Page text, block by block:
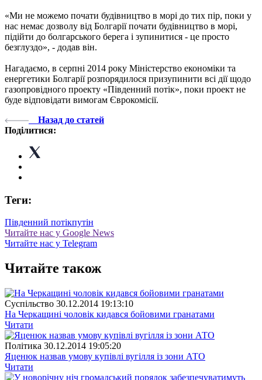
«Ми не можемо почати будівництво в морі до тих пір, поки у
нас немає дозволу від Болгарії почати будівництво в морі,
підійти до болгарського берега і зупинитися - це просто
безглуздо», - додав він.
Нагадаємо, в серпні 2014 року Міністерство економіки та
енергетики Болгарії розпорядилося призупинити всі дії щодо
газопровідного проекту «Південний потік», поки проект не
буде відповідати вимогам Єврокомісії.
Назад до статей
Поділитися:
Теги:
Південний потікпутін
Читайте нас у Google News
Читайте нас у Telegram
Читайте також
Суспiльство 30.12.2014 19:13:10
На Черкащині чоловік кидався бойовими гранатами
Читати
Полiтика 30.12.2014 19:05:20
Яценюк назвав умову купівлі вугілля із зони АТО
Читати